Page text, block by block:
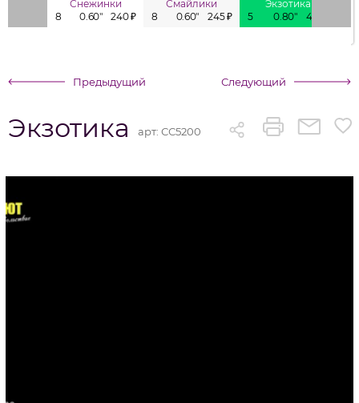
цены, наличие и условия
доставки
Снежинки
8
0.60" 240 ₽
Смайлики
8
0.60" 245 ₽
Экзотика
5
0.80" 421 ₽
Предыдущий Следующий
Экзотика арт: СС5200